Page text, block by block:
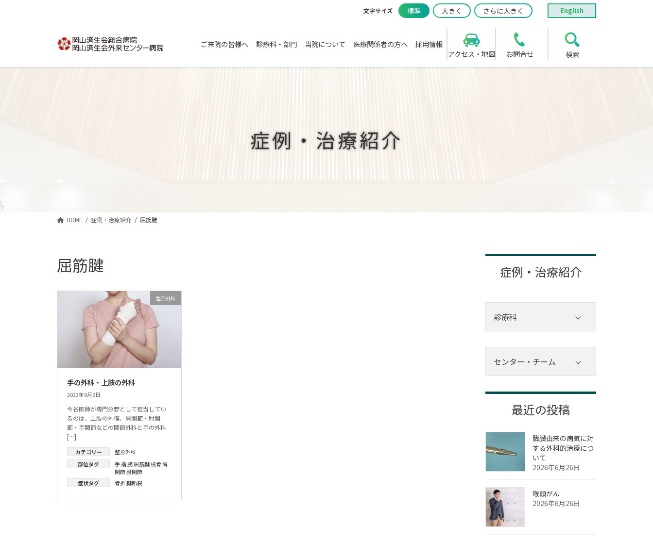
文字サイズ 標準 大きく さらに大きく English
検索
ご来院の皆様へ 診療科・部門 当院について 医療関係者の方へ
採用情報
アクセス・地図
お問合せ
症例・治療紹介
HOME 症例・治療紹介 屈筋腱
屈筋腱
整形外科
手の外科・上肢の外科
2023年9月9日
今谷医師が専門分野として担当してい
るのは、上肢の外傷、肩関節・肘関
節・手関節などの関節外科と手の外科
[…]
カテゴリー
整形外科
部位タグ
手指腕屈筋腱橈骨肩
関節肘関節
症状タグ
骨折腱断裂
症例・治療紹介
診療科
外科
センター・チーム
最近の投稿
膵臓由来の病気に対
する外科的治療につ
いて
2026年6月26日
喉頭がん
2026年6月26日